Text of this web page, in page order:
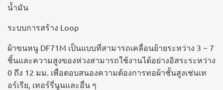
น้ำมัน
ระบบการสร้าง Loop
ผ้าขนหนู DF71M เป็นแบบที่สามารถเคลื่อนย้ายระหว่าง 3 ~ 7
ชิ้นและความสูงของห่วงสามารถใช้งานได้อย่างอิสระระหว่าง
0 ถึง 12 มม. เพื่อตอบสนองความต้องการทอผ้าชั้นสูงเช่นเท
อร์เรีย, เทอร์รี่นูนและอื่น ๆ